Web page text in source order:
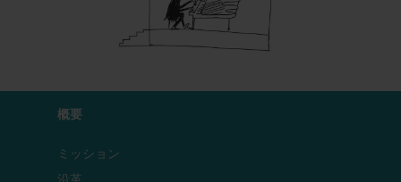
概要
ミッション